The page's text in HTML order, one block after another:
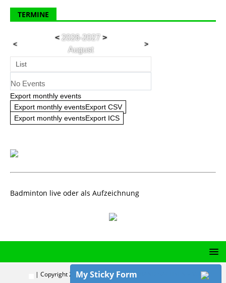
TERMINE
<
<2026-2027 >
August
>
List
No Events
Export monthly events
Export monthly eventsExport CSV
Export monthly eventsExport ICS
Badminton live oder als Aufzeichnung
| Copyright 2024 | BADMINTON-VERBAND SACHSEN e.V.
My Sticky Form